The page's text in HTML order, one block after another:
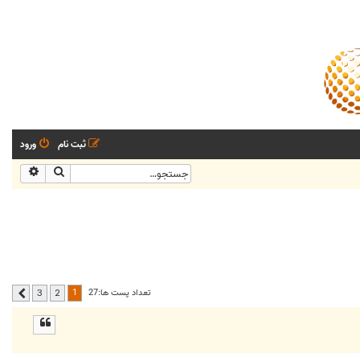
ورود
ثبت نام
جستجو
تعداد پست ها:27 1
2
3 بعدی